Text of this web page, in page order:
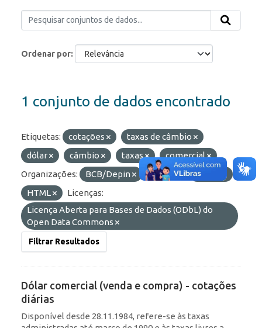
Ordenar por
1 conjunto de dados encontrado
Etiquetas: cotações
taxas de câmbio
dólar
câmbio taxas
comercial
Organizações:
BCB/Depin Formatos:
OData
HTML
Licenças:
Licença Aberta para Bases de Dados (ODbL) do
Open Data Commons
Filtrar Resultados
Dólar comercial (venda e compra) - cotações
diárias
Disponível desde 28.11.1984, refere-se às taxas